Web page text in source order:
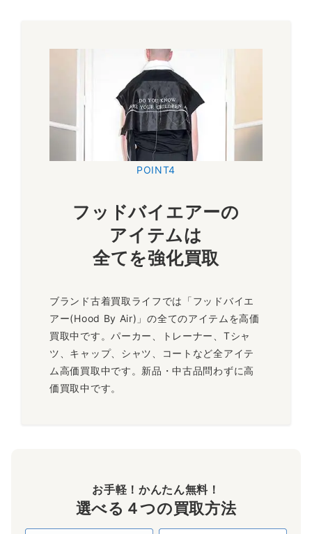
POINT4
フッドバイエアーの
アイテムは
全てを強化買取
ブランド古着買取ライフでは「フッドバイエ
アー(Hood By Air)」の全てのアイテムを高価
買取中です。パーカー、トレーナー、Tシャ
ツ、キャップ、シャツ、コートなど全アイテ
ム高価買取中です。新品・中古品問わずに高
価買取中です。
お手軽！かんたん無料！
選べる４つの買取方法